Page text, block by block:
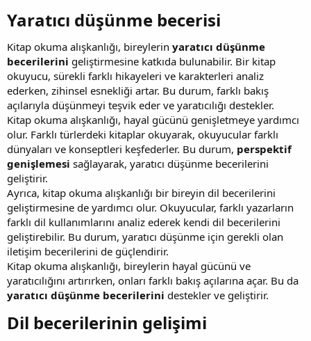
Yaratıcı düşünme becerisi​
Kitap okuma alışkanlığı, bireylerin yaratıcı düşünme
becerilerini geliştirmesine katkıda bulunabilir. Bir kitap
okuyucu, sürekli farklı hikayeleri ve karakterleri analiz
ederken, zihinsel esnekliği artar. Bu durum, farklı bakış
açılarıyla düşünmeyi teşvik eder ve yaratıcılığı destekler.
Kitap okuma alışkanlığı, hayal gücünü genişletmeye yardımcı
olur. Farklı türlerdeki kitaplar okuyarak, okuyucular farklı
dünyaları ve konseptleri keşfederler. Bu durum, perspektif
genişlemesi sağlayarak, yaratıcı düşünme becerilerini
geliştirir.
Ayrıca, kitap okuma alışkanlığı bir bireyin dil becerilerini
geliştirmesine de yardımcı olur. Okuyucular, farklı yazarların
farklı dil kullanımlarını analiz ederek kendi dil becerilerini
geliştirebilir. Bu durum, yaratıcı düşünme için gerekli olan
iletişim becerilerini de güçlendirir.
Kitap okuma alışkanlığı, bireylerin hayal gücünü ve
yaratıcılığını artırırken, onları farklı bakış açılarına açar. Bu da
yaratıcı düşünme becerilerini destekler ve geliştirir.
Dil becerilerinin gelişimi​